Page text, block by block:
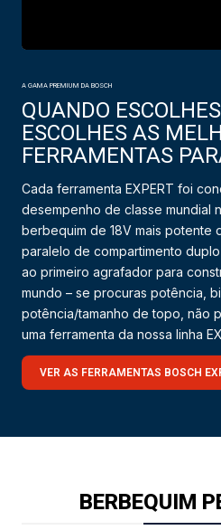
A GAMA PREMIUM DA BOSCH
QUANDO
ESCOLHES AS
FERRAMENTAS
Cada ferramenta EXPERT foi
desempenho de classe mundial
berbequim de 18V mais potente
paralelo de compartimento
ao primeiro agrafador para
mundo – se procuras potência,
potência/tamanho de topo, não
uma ferramenta da nossa linha
VER AS FERRAMENTAS BOSCH
BERBEQUIM